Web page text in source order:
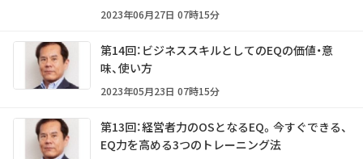
2023年06月27日 07時15分
第14回：ビジネススキルとしてのEQの価値・意
味、使い方
2023年05月23日 07時15分
第13回：経営者力のOSとなるEQ。今すぐできる、
EQ力を高める3つのトレーニング法